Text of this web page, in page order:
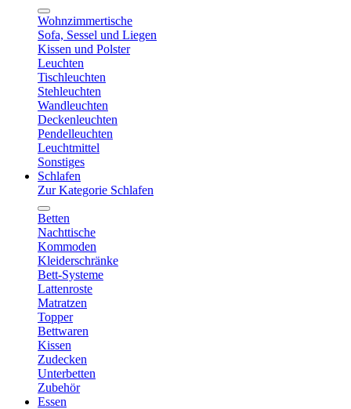
Wohnzimmertische
Sofa, Sessel und Liegen
Kissen und Polster
Leuchten
Tischleuchten
Stehleuchten
Wandleuchten
Deckenleuchten
Pendelleuchten
Leuchtmittel
Sonstiges
Schlafen
Zur Kategorie Schlafen
Betten
Nachttische
Kommoden
Kleiderschränke
Bett-Systeme
Lattenroste
Matratzen
Topper
Bettwaren
Kissen
Zudecken
Unterbetten
Zubehör
Essen